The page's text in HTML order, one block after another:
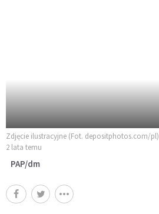
Zdjęcie ilustracyjne (Fot. depositphotos.com/pl)
2 lata temu
PAP/dm